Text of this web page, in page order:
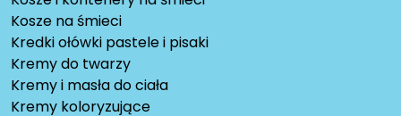
Kosze na śmieci
Kredki ołówki pastele i pisaki
Kremy do twarzy
Kremy i masła do ciała
Kremy koloryzujące